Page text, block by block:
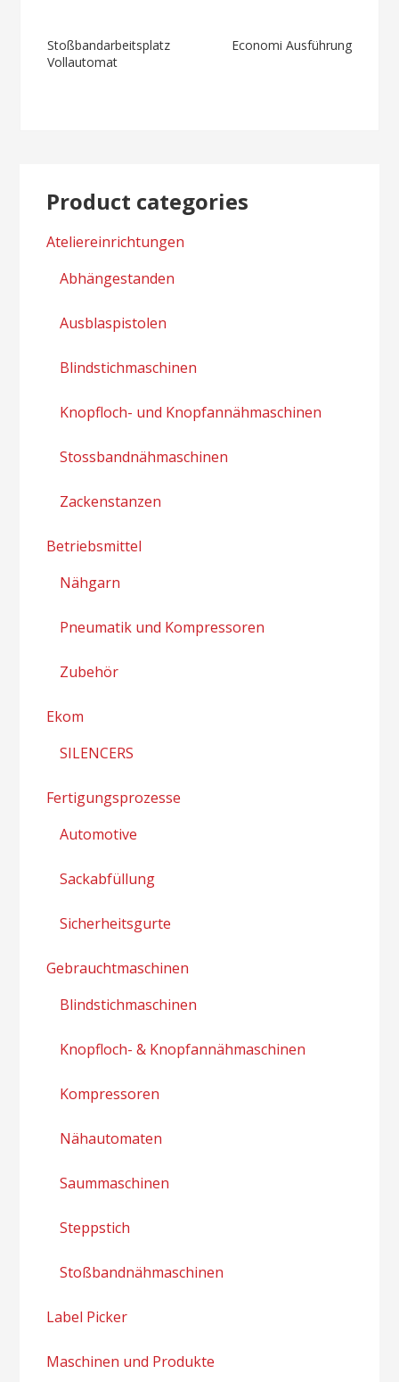
Post
Stoßbandarbeitsplatz
Vollautomat
Economi Ausführung
Product categories
Ateliereinrichtungen
Abhängestanden
Ausblaspistolen
Blindstichmaschinen
Knopfloch- und Knopfannähmaschinen
Stossbandnähmaschinen
Zackenstanzen
Betriebsmittel
Nähgarn
Pneumatik und Kompressoren
Zubehör
Ekom
SILENCERS
Fertigungsprozesse
Automotive
Sackabfüllung
Sicherheitsgurte
Gebrauchtmaschinen
Blindstichmaschinen
Knopfloch- & Knopfannähmaschinen
Kompressoren
Nähautomaten
Saummaschinen
Steppstich
Stoßbandnähmaschinen
Label Picker
Maschinen und Produkte